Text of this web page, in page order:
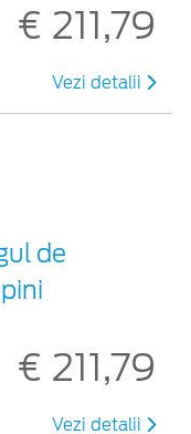
€ 211,79
Vezi detalii
de
€ 211,79
Vezi detalii